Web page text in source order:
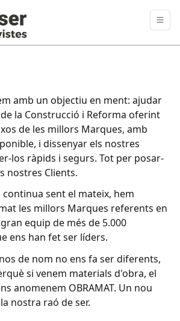
amb un objectiu en ment: ajudar
la Construcció i Reforma oferint
de les millors Marques, amb
i dissenyar els nostres
los ràpids i segurs. Tot per posar-
nostres Clients.
sent el mateix, hem
les millors Marques referents en
equip de més de 5.000
ens han fet ser líders.
de nom no ens fa ser diferents,
si venem materials d'obra, el
anomenem OBRAMAT. Un nou
nostra raó de ser.